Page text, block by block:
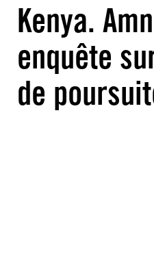
Kenya.
enquête
de